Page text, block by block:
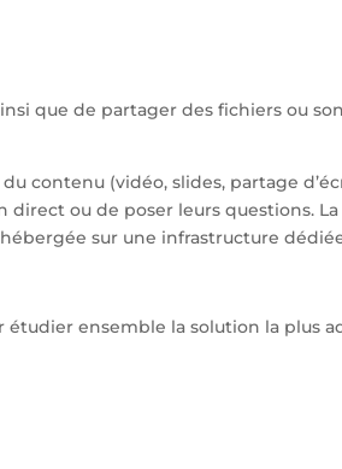
que de partager des fichiers ou son
contenu (vidéo, slides, partage
ou de poser leurs questions.
sur une infrastructure
étudier ensemble la solution la plus